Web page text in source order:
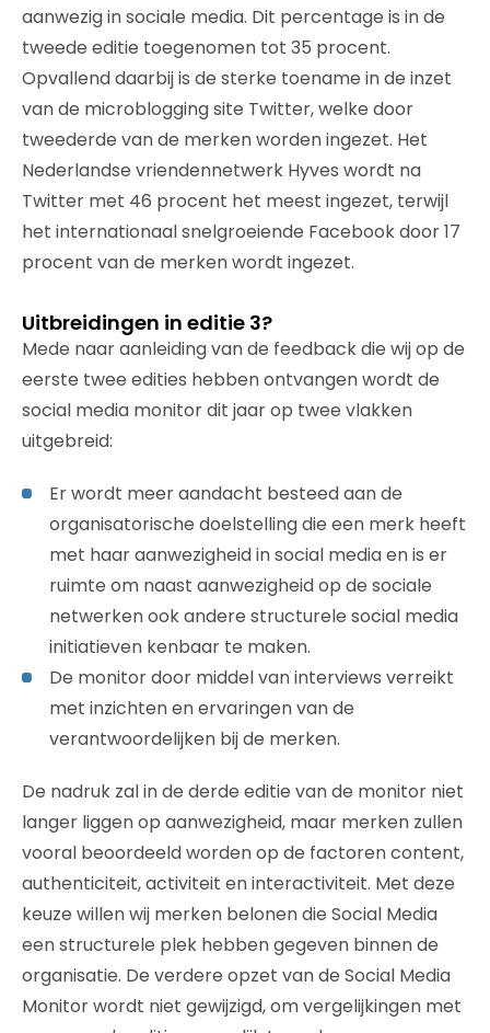
aanwezig in sociale media. Dit percentage is in de
tweede editie toegenomen tot 35 procent.
Opvallend daarbij is de sterke toename in de inzet
van de microblogging site Twitter, welke door
tweederde van de merken worden ingezet. Het
Nederlandse vriendennetwerk Hyves wordt na
Twitter met 46 procent het meest ingezet, terwijl
het internationaal snelgroeiende Facebook door 17
procent van de merken wordt ingezet.
Uitbreidingen in editie 3?
Mede naar aanleiding van de feedback die wij op de
eerste twee edities hebben ontvangen wordt de
social media monitor dit jaar op twee vlakken
uitgebreid:
Er wordt meer aandacht besteed aan de
organisatorische doelstelling die een merk heeft
met haar aanwezigheid in social media en is er
ruimte om naast aanwezigheid op de sociale
netwerken ook andere structurele social media
initiatieven kenbaar te maken.
De monitor door middel van interviews verreikt
met inzichten en ervaringen van de
verantwoordelijken bij de merken.
De nadruk zal in de derde editie van de monitor niet
langer liggen op aanwezigheid, maar merken zullen
vooral beoordeeld worden op de factoren content,
authenticiteit, activiteit en interactiviteit. Met deze
keuze willen wij merken belonen die Social Media
een structurele plek hebben gegeven binnen de
organisatie. De verdere opzet van de Social Media
Monitor wordt niet gewijzigd, om vergelijkingen met